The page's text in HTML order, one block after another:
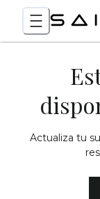
Actualiza tu